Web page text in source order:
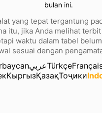
bulan ini.
yang tepat tergantung
itu, jika Anda melihat
waktu dalam tabel
sesuai dengan
عربيTürkçe
КыргызҚазақТоҷики